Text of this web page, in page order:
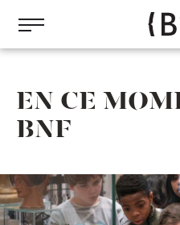
contenu
EN CE
BNF